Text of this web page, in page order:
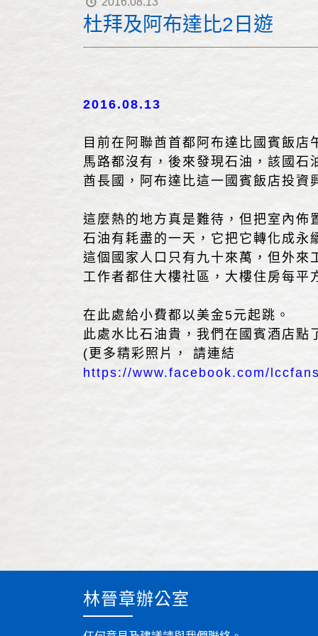
杜拜及阿布達比2日遊
2016.08.13
目前在阿聯酋首都阿布達比國賓飯
馬路都沒有，後來發現石油，該國
酋長國，阿布達比這一國賓飯店投資
這麼熱的地方真是難待，但把室內佈
石油有耗盡的一天，它把它轉化成永
這個國家人口只有九十來萬，但外
工作者都住大樓社區，大樓住房每平
在此處給小費都以美金5元起跳。
此處水比石油貴，我們在國賓酒店點
(更多精彩照片， 請連結
https://www.facebook.com/
林晉章辦公室